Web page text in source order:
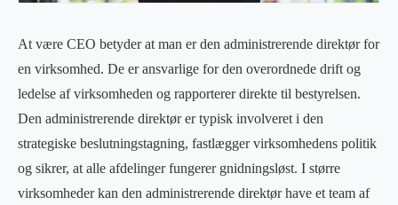
At være CEO betyder at man er den administrerende direktør for
en virksomhed. De er ansvarlige for den overordnede drift og
ledelse af virksomheden og rapporterer direkte til bestyrelsen.
Den administrerende direktør er typisk involveret i den
strategiske beslutningstagning, fastlægger virksomhedens politik
og sikrer, at alle afdelinger fungerer gnidningsløst. I større
virksomheder kan den administrerende direktør have et team af